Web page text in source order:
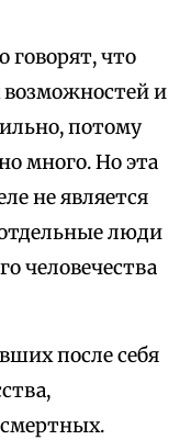
говорят, что
возможностей и
потому
много. Но эта
не является
люди
человечества
после себя